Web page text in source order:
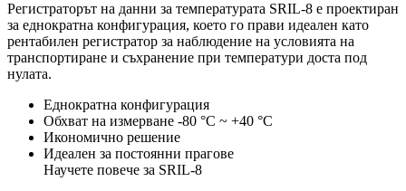
Регистраторът на данни за температурата SRIL-8 е проектиран
за еднократна конфигурация, което го прави идеален като
рентабилен регистратор за наблюдение на условията на
транспортиране и съхранение при температури доста под
нулата.
Еднократна конфигурация
Обхват на измерване -80 °C ~ +40 °C
Икономично решение
Идеален за постоянни прагове
Научете повече за SRIL-8